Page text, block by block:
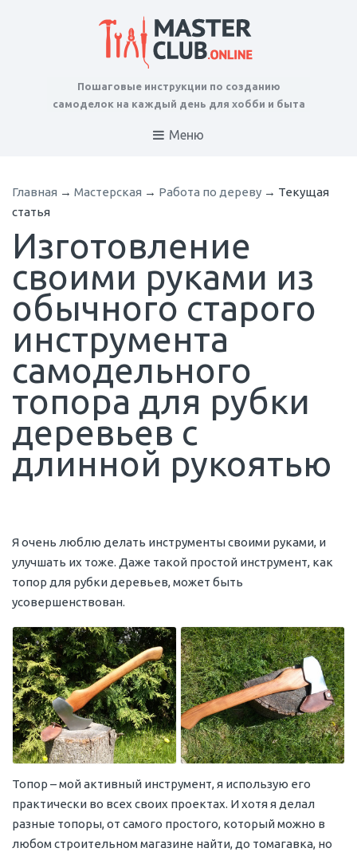
Пошаговые инструкции по созданию
самоделок на каждый день для хобби и быта
Меню
Главная → Мастерская → Работа по дереву → Текущая
статья
Изготовление
своими руками из
обычного старого
инструмента
самодельного
топора для рубки
деревьев с
длинной рукоятью
Я очень люблю делать инструменты своими руками, и
улучшать их тоже. Даже такой простой инструмент, как
топор для рубки деревьев, может быть
усовершенствован.
Топор – мой активный инструмент, я использую его
практически во всех своих проектах. И хотя я делал
разные топоры, от самого простого, который можно в
любом строительном магазине найти, до томагавка, но